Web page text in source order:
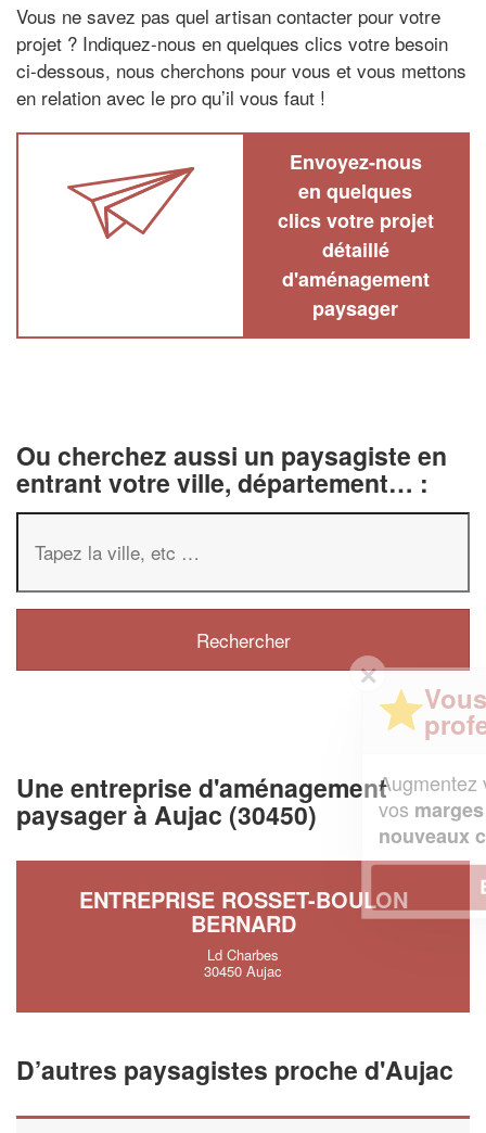
Vous ne savez pas quel artisan contacter pour votre
projet ? Indiquez-nous en quelques clics votre besoin
ci-dessous, nous cherchons pour vous et vous mettons
en relation avec le pro qu’il vous faut !
Envoyez-nous
en quelques
clics votre projet
détaillé
d'aménagement
paysager
Ou cherchez aussi un paysagiste en
entrant votre ville, département… :
Une entreprise d'aménagement
paysager à Aujac (30450)
ENTREPRISE ROSSET-BOULON
BERNARD
Ld Charbes
30450 Aujac
D’autres paysagistes proche d'Aujac
✕
Augmentez votrechiffre d'affaireset
vosmargestout en gagnant de
nouveaux clients !
En savoir plus